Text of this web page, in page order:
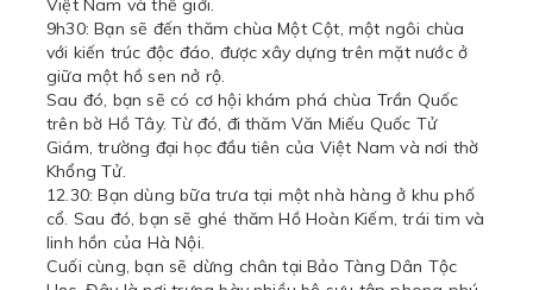
Việt Nam và thế giới.
9h30: Bạn sẽ đến thăm chùa Một Cột, một ngôi chùa
với kiến trúc độc đáo, được xây dựng trên mặt nước ở
giữa một hồ sen nở rộ.
Sau đó, bạn sẽ có cơ hội khám phá chùa Trần Quốc
trên bờ Hồ Tây. Từ đó, đi thăm Văn Miếu Quốc Tử
Giám, trường đại học đầu tiên của Việt Nam và nơi thờ
Khổng Tử.
12.30: Bạn dùng bữa trưa tại một nhà hàng ở khu phố
cổ. Sau đó, bạn sẽ ghé thăm Hồ Hoàn Kiếm, trái tim và
linh hồn của Hà Nội.
Cuối cùng, bạn sẽ dừng chân tại Bảo Tàng Dân Tộc